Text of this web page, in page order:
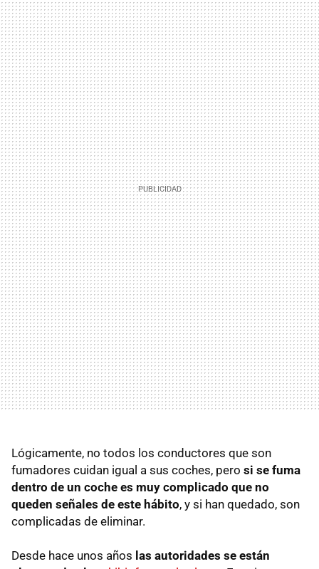
Lógicamente, no todos los conductores que son
fumadores cuidan igual a sus coches, pero si se fuma
dentro de un coche es muy complicado que no
queden señales de este hábito, y si han quedado, son
complicadas de eliminar.
Desde hace unos años las autoridades se están